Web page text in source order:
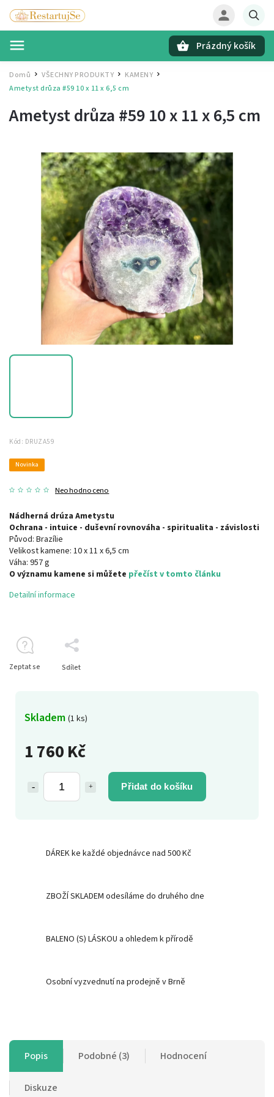
Prázdný košík
Domů / VŠECHNY PRODUKTY / KAMENY /
Ametyst drůza #59 10 x 11 x 6,5 cm
Ametyst drůza #59 10 x 11 x 6,5 cm
Kód: DRUZA59
Novinka
Neohodnoceno
1 760 Kč
Přidat do košíku
Skladem (1 ks)
Nádherná drúza Ametystu
Ochrana - intuice - duševní rovnováha - spiritualita - závislosti
Původ: Brazílie
Velikost kamene: 10 x 11 x 6,5 cm
Váha: 957 g
O významu kamene si můžete přečíst v tomto článku
Detailní informace
Zeptat se Sdílet
DÁREK ke každé objednávce nad 500 Kč
ZBOŽÍ SKLADEM odesíláme do druhého dne
BALENO (S) LÁSKOU a ohledem k přírodě
Osobní vyzvednutí na prodejně v Brně
Popis Podobné (3) Hodnocení
Diskuze